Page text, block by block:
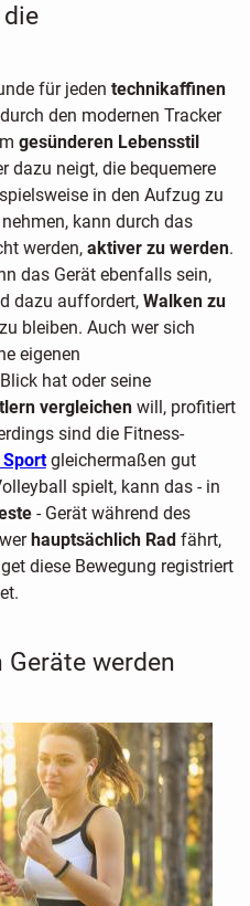
für jeden technikaffinen
den modernen Tracker
gesünderen Lebensstil
dazu neigt, die bequemere
in den Aufzug zu
kann durch das
werden, aktiver zu werden.
das Gerät ebenfalls sein,
dazu auffordert, Walken zu
bleiben. Auch wer sich
eigenen
hat oder seine
vergleichenwill, profitiert
sind die Fitness-
gleichermaßen gut
spielt, kann das - in
- Gerät während des
hauptsächlich Rad fährt,
diese Bewegung registriert
werden